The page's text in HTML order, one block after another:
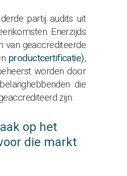
partij audits uit
Enerzijds
van geaccrediteerde
productcertificatie),
worden door
die
zijn.
op het
die markt